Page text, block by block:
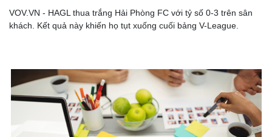
VOV.VN - HAGL thua trắng Hải Phòng FC với tỷ số 0-3 trên sân
khách. Kết quả này khiến họ tụt xuống cuối bảng V-League.